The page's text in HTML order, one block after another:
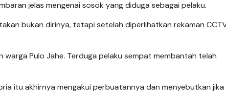
jelas mengenai sosok yang diduga sebagai pelaku.
bukan dirinya, tetapi setelah diperlihatkan rekaman
Pulo Jahe. Terduga pelaku sempat membantah telah
itu akhirnya mengakui perbuatannya dan menyebutkan jika